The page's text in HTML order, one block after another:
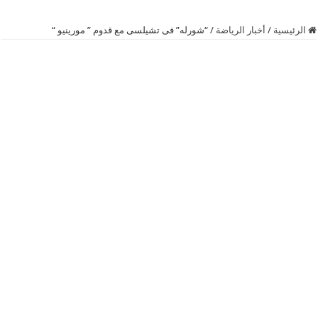
الرئيسية / أخبار الرياضة / “شورله” فى تشيلسى مع قدوم ” مورينيو “